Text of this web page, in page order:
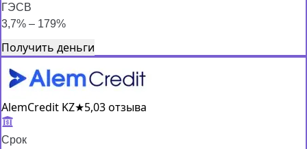
ГЭСВ
3,7% – 179%
Получить деньги
AlemCredit KZ★5,03 отзыва
Срок